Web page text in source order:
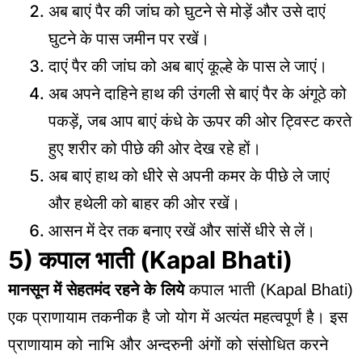
अब बाएं पैर की जांघ को घुटने से मोड़ें और उसे दाएं
घुटने के पास जमीन पर रखें।
दाएं पैर की जांघ को अब बाएं कूल्हे के पास ले जाएं।
अब अपने दाहिने हाथ की उंगली से बाएं पैर के अंगूठे को
पकड़ें, जब आप बाएं कंधे के ऊपर की ओर ट्विस्ट करते
हुए शरीर को पीछे की ओर देख रहे हों।
अब बाएं हाथ को धीरे से अपनी कमर के पीछे ले जाएं
और हथेली को बाहर की ओर रखें।
आसन में देर तक बनाए रखें और सांसें धीरे से लें।
5) कपाल भाती(Kapal Bhati)
मानसून में सेहतमंद रहने के लियेकपाल भाती (Kapal Bhati)
एक प्राणायाम तकनीक है जो योग में अत्यंत महत्वपूर्ण है। इस
प्राणायाम को नाभि और अन्दरुनी अंगों को संसोधित करने